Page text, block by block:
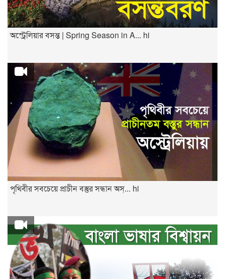
অস্ট্রেলিয়ার বসন্ত | Spring Season in A... hi
পৃথিবীর সবচেয়ে প্রাচীন বস্তুর সন্ধান অস্... hi